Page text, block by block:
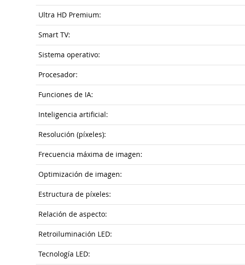
Ultra HD Premium:
Smart TV:
Sistema operativo:
Procesador:
Funciones de IA:
Inteligencia artificial:
Resolución (píxeles):
Frecuencia máxima de imagen:
Optimización de imagen:
Estructura de píxeles:
Relación de aspecto:
Retroiluminación LED:
Tecnología LED: